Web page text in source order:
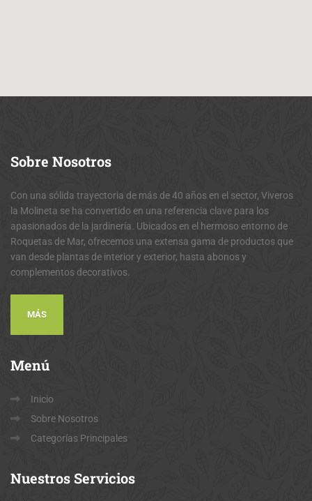
Sobre Nosotros
Con una sólida trayectoria de más de 40 años en el sector, Viveros
la Molineta se ha convertido en una referencia clave para los
apasionados de la jardinería. Ubicados en el hermoso entorno de
Roquetas de Mar, ofrecemos una extensa gama de productos que
van desde plantas de interior y exterior, hasta abonos y
complementos decorativos.
MÁS
Menú
Inicio
Sobre Nosotros
Categorías Principales
Nuestros Servicios